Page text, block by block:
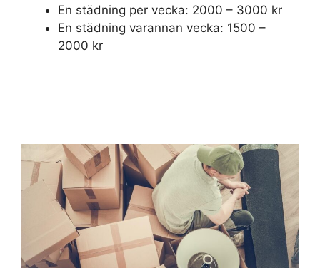
En städning per vecka: 2000 – 3000 kr
En städning varannan vecka: 1500 –
2000 kr